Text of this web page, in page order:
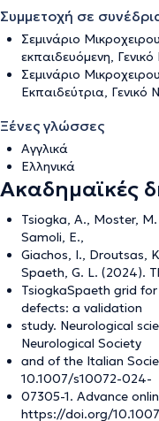
Συμμετοχή σε
Σεμινάριο
εκπαιδευόμενη,
Σεμινάριο
Εκπαιδεύτρια, Γενικό
Ξένες γλώσσες
Αγγλικά
Ελληνικά
Ακαδημαϊκές
Tsiogka, A., Moster,
Samoli, E.,
Giachos, I., Droutsas,
Spaeth, G. L. (2024).
TsiogkaSpaeth grid
defects: a validation
study. Neurological
Neurological Society
and of the Italian
10.1007/s10072-024-
07305-1. Advance
https://doi.org/